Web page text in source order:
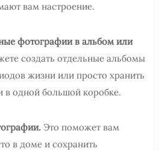
вам настроение.
фотографии в альбом или
создать отдельные альбомы
жизни или просто хранить
в одной большой коробке.
Это поможет вам
в доме и сохранить